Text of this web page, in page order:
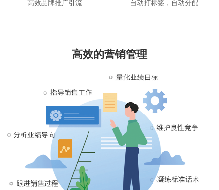
高效品牌推广引流
自动打标签，自动分配
高效的营销管理